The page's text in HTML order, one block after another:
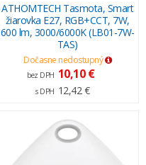
ATHOMTECH Tasmota, Smart
žiarovka E27, RGB+CCT, 7W,
600 lm, 3000/6000K (LB01-7W-
TAS)
Dočasne nedostupný
bez DPH 10,10 €
s DPH 12,42 €